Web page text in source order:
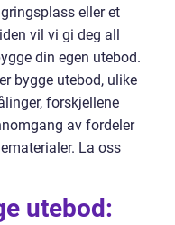
eller et
vil vi gi deg all
din egen utebod.
bygge utebod, ulike
forskjellene
av fordeler
La oss
utebod: